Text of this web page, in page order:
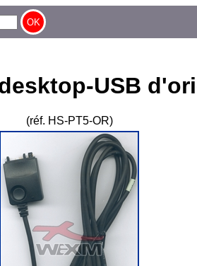
USB
(réf. HS-PT5-OR)